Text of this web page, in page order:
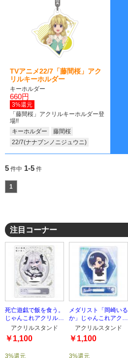
TVアニメ22/7「藤間桜」アク
リルキーホルダー
キーホルダー
660円
3%還元
「藤間桜」アクリルキーホルダー登
場!!
キーホルダー
藤間桜
22/7(ナナブンノニジュウニ)
5 件中 1-5 件
1
注目コーナー
死亡遊戯で飯を食う。
じゃんこれアクリルス
タンド(幽鬼)
アクリルスタンド
￥1,100
3%還元
メダリスト「岡崎いる
か」じゃんこれアクリ
ルスタンド
アクリルスタンド
￥1,100
3%還元